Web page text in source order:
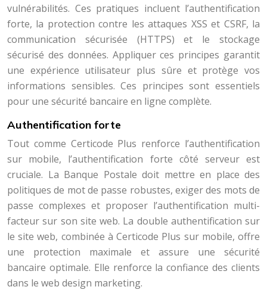
vulnérabilités. Ces pratiques incluent l’authentification
forte, la protection contre les attaques XSS et CSRF, la
communication sécurisée (HTTPS) et le stockage
sécurisé des données. Appliquer ces principes garantit
une expérience utilisateur plus sûre et protège vos
informations sensibles. Ces principes sont essentiels
pour une sécurité bancaire en ligne complète.
Authentification forte
Tout comme Certicode Plus renforce l’authentification
sur mobile, l’authentification forte côté serveur est
cruciale. La Banque Postale doit mettre en place des
politiques de mot de passe robustes, exiger des mots de
passe complexes et proposer l’authentification multi-
facteur sur son site web. La double authentification sur
le site web, combinée à Certicode Plus sur mobile, offre
une protection maximale et assure une sécurité
bancaire optimale. Elle renforce la confiance des clients
dans le web design marketing.